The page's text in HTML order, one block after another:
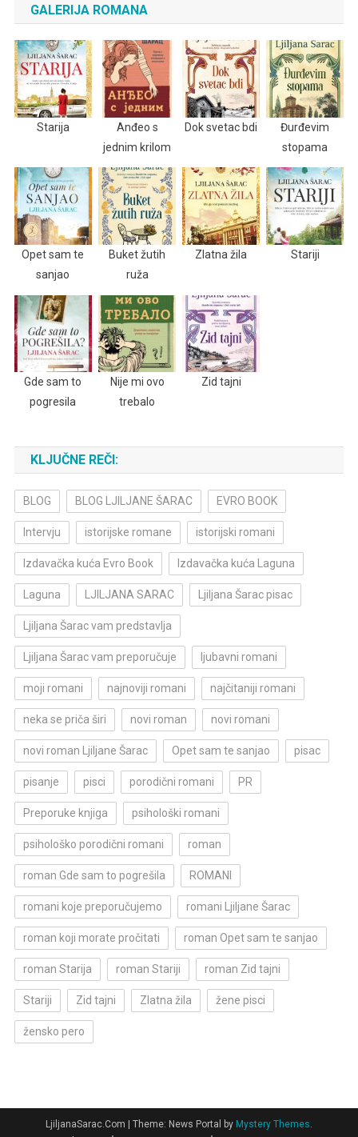
GALERIJA ROMANA
Starija
Anđeo s
jednim krilom
Dok svetac bdi
Đurđevim
stopama
Opet sam te
sanjao
Buket žutih
ruža
Zlatna žila Stariji
Gde sam to
pogresila
Nije mi ovo
trebalo
Zid tajni
KLJUČNE REČI:
BLOG BLOG LJILJANE ŠARAC EVRO BOOK
Intervju istorijske romane istorijski romani
Izdavačka kuća Evro Book Izdavačka kuća Laguna
Laguna LJILJANA SARAC Ljiljana Šarac pisac
Ljiljana Šarac vam predstavlja
Ljiljana Šarac vam preporučuje ljubavni romani
moji romani najnoviji romani najčitaniji romani
neka se priča širi novi roman novi romani
novi roman Ljiljane Šarac Opet sam te sanjao pisac
pisanje pisci porodični romani PR
Preporuke knjiga psihološki romani
psihološko porodični romani roman
roman Gde sam to pogrešila ROMANI
romani koje preporučujemo romani Ljiljane Šarac
roman koji morate pročitati roman Opet sam te sanjao
roman Starija roman Stariji roman Zid tajni
Stariji Zid tajni Zlatna žila žene pisci
žensko pero
LjiljanaSarac.Com | Theme: News Portal by Mystery Themes.